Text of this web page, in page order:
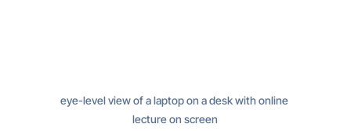
eye-level view of a laptop on a desk with online
lecture on screen